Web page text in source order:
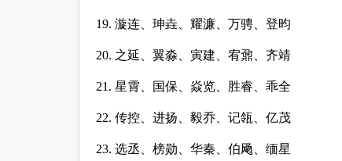
19. 漩连、珅垚、耀濂、万骋、登昀
20. 之延、翼淼、寅建、宥鼐、齐靖
21. 星霄、国保、焱览、胜睿、乖全
22. 传控、进扬、毅乔、记瓴、亿茂
23. 选丞、榜勋、华秦、伯飏、缅星